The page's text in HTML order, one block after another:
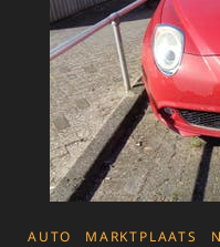
CATEGORIES
AUTO MARKTPLAATS